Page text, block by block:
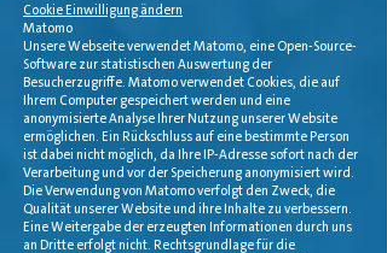
Cookie Einwilligung ändern
Matomo
Unsere Webseite verwendet Matomo, eine Open-Source-
Software zur statistischen Auswertung der
Besucherzugriffe. Matomo verwendet Cookies, die auf
Ihrem Computer gespeichert werden und eine
anonymisierte Analyse Ihrer Nutzung unserer Website
ermöglichen. Ein Rückschluss auf eine bestimmte Person
ist dabei nicht möglich, da Ihre IP-Adresse sofort nach der
Verarbeitung und vor der Speicherung anonymisiert wird.
Die Verwendung von Matomo verfolgt den Zweck, die
Qualität unserer Website und ihre Inhalte zu verbessern.
Eine Weitergabe der erzeugten Informationen durch uns
an Dritte erfolgt nicht. Rechtsgrundlage für die